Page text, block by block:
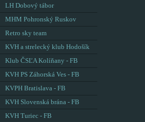
LH Dobový tábor
MHM Pohronský Ruskov
Retro sky team
KVH a strelecký klub Hodošík
Klub ČSĽA Kolíňany - FB
KVH PS Záhorská Ves - FB
KVPH Bratislava - FB
KVH Slovenská brána - FB
KVH Turiec - FB